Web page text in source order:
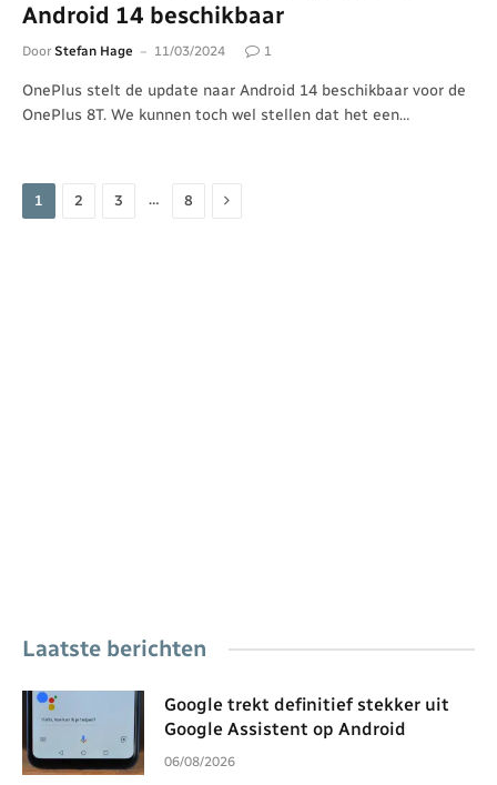
Android 14 beschikbaar
Door Stefan Hage 11/03/2024 1
OnePlus stelt de update naar Android 14 beschikbaar voor de
OnePlus 8T. We kunnen toch wel stellen dat het een…
1 2 3 … 8 Volgende
Laatste berichten
Google trekt definitief stekker uit
Google Assistent op Android
06/08/2026